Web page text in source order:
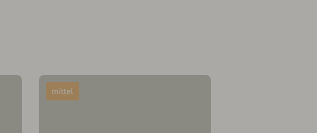
mittel